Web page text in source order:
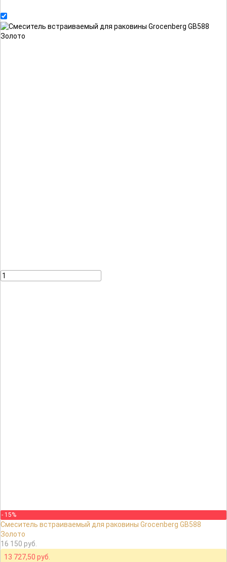
- 15%
Смеситель встраиваемый для раковины Grocenberg GB588
Золото
16 150 руб.
13 727,50 руб.